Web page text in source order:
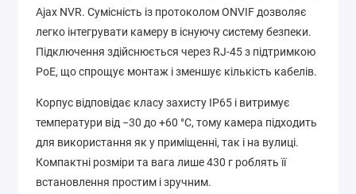
Ajax NVR. Сумісність із протоколом ONVIF дозволяє
легко інтегрувати камеру в існуючу систему безпеки.
Підключення здійснюється через RJ-45 з підтримкою
PoE, що спрощує монтаж і зменшує кількість кабелів.
Корпус відповідає класу захисту IP65 і витримує
температури від −30 до +60 °C, тому камера підходить
для використання як у приміщенні, так і на вулиці.
Компактні розміри та вага лише 430 г роблять її
встановлення простим і зручним.